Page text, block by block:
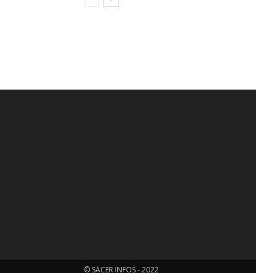
© SACER INFOS - 2022